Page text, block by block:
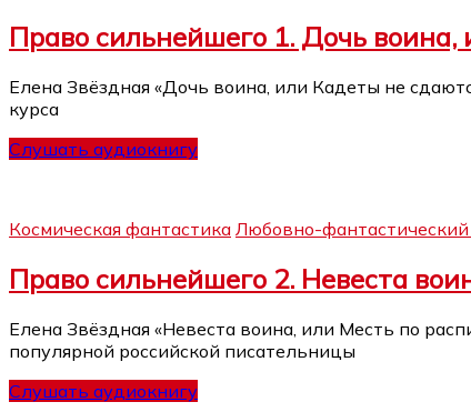
Право сильнейшего 1. Дочь
Елена Звёздная «Дочь воина, или Кадеты не
курса
Слушать аудиокнигу
Космическая фантастика Любовно-
Право сильнейшего 2. Невеста
Елена Звёздная «Невеста воина, или Месть по
популярной российской писательницы
Слушать аудиокнигу